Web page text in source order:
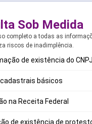
Sob Medida
completo a todas as
riscos de inadimplência.
de existência do CNPJ
cadastrais básicos
na Receita Federal
de existência de